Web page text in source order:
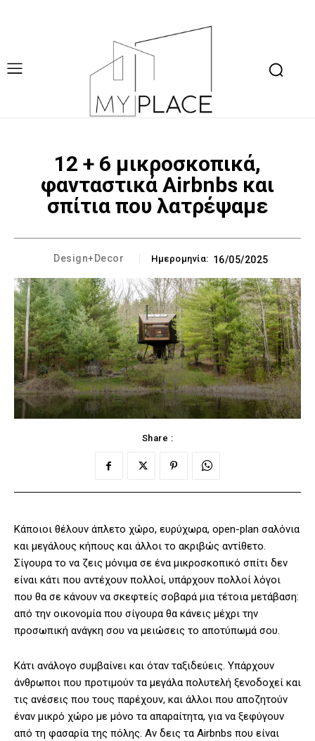
12 + 6 μικροσκοπικά,
φανταστικά Airbnbs και
σπίτια που λατρέψαμε
Design+Decor Ημερομηνία: 16/05/2025
Share :
Κάποιοι θέλουν άπλετο χώρο, ευρύχωρα, open-plan σαλόνια
και μεγάλους κήπους και άλλοι το ακριβώς αντίθετο.
Σίγουρα το να ζεις μόνιμα σε ένα μικροσκοπικό σπίτι δεν
είναι κάτι που αντέχουν πολλοί, υπάρχουν πολλοί λόγοι
που θα σε κάνουν να σκεφτείς σοβαρά μια τέτοια μετάβαση:
από την οικονομία που σίγουρα θα κάνεις μέχρι την
προσωπική ανάγκη σου να μειώσεις το αποτύπωμά σου.
Κάτι ανάλογο συμβαίνει και όταν ταξιδεύεις. Υπάρχουν
άνθρωποι που προτιμούν τα μεγάλα πολυτελή ξενοδοχεί και
τις ανέσεις που τους παρέχουν, και άλλοι που αποζητούν
έναν μικρό χώρο με μόνο τα απαραίτητα, για να ξεφύγουν
από τη φασαρία της πόλης. Αν δεις τα Airbnbs που είναι